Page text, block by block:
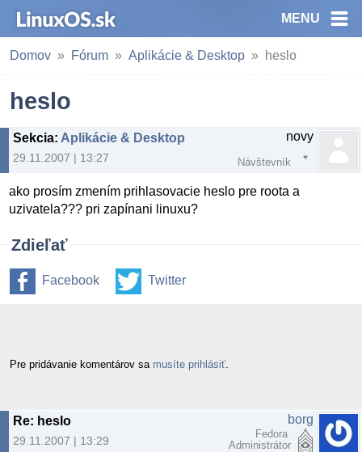
MENU
Domov Fórum Aplikácie & Desktop heslo
heslo
Sekcia: Aplikácie & Desktop
29.11.2007 | 13:27
novy
Návštevník
ako prosím zmením prihlasovacie heslo pre roota a
uzivatela??? pri zapínani linuxu?
Zdieľať
Facebook Twitter
Pre pridávanie komentárov sa musíte prihlásiť
Re: heslo
29.11.2007 | 13:29
borg
Fedora
Administrátor